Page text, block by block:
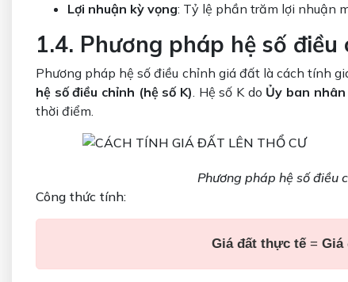
Lợi nhuận kỳ vọng: Tỷ lệ phần trăm lợi nhuận
1.4. Phương pháp hệ số
Phương pháp hệ số điều chỉnh giá đất là cách tính
hệ số điều chỉnh (hệ số K). Hệ số K do Ủy ban
thời điểm.
Phương pháp hệ số điều
Công thức tính:
Giá đất thực tế= Giá